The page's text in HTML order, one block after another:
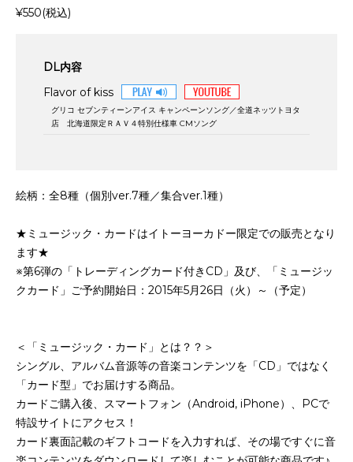
¥550(税込)
DL内容
Flavor of kiss
グリコ セブンティーンアイス キャンペーンソング／全道ネッツトヨタ
店 北海道限定ＲＡＶ４特別仕様車 CMソング
絵柄：全8種（個別ver.7種／集合ver.1種）
★ミュージック・カードはイトーヨーカドー限定での販売となり
ます★
※第6弾の「トレーディングカード付きCD」及び、「ミュージッ
クカード」ご予約開始日：2015年5月26日（火）～（予定）
＜「ミュージック・カード」とは？？＞
シングル、アルバム音源等の音楽コンテンツを「CD」ではなく
「カード型」でお届けする商品。
カードご購入後、スマートフォン（Android, iPhone）、PCで
特設サイトにアクセス！
カード裏面記載のギフトコードを入力すれば、その場ですぐに音